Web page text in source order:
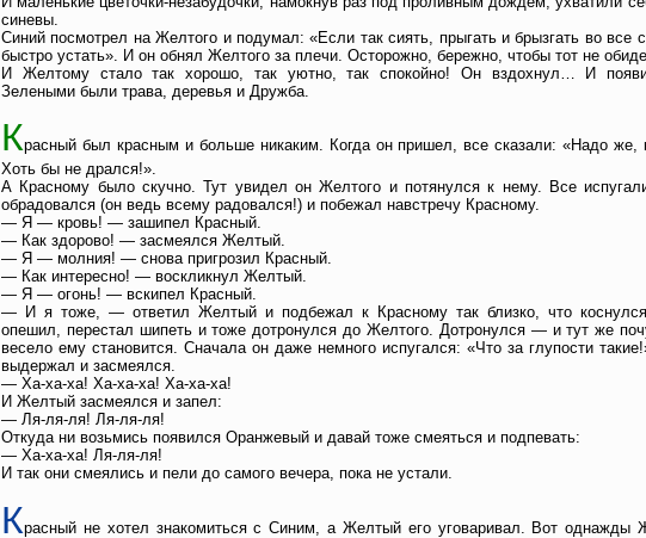
синевы.
Синий посмотрел на Желтого и подумал: «Если так сиять, прыгать и брызгать во все
быстро устать». И он обнял Желтого за плечи. Осторожно, бережно, чтобы тот не
И Желтому стало так хорошо, так уютно, так спокойно! Он вздохнул… И
Зелеными были трава, деревья и Дружба.
Красный был красным и больше никаким. Когда он пришел, все сказали: «Надо же,
Хоть бы не дрался!».
А Красному было скучно. Тут увидел он Желтого и потянулся к нему. Все
обрадовался (он ведь всему радовался!) и побежал навстречу Красному.
— Я — кровь! — зашипел Красный.
— Как здорово! — засмеялся Желтый.
— Я — молния! — снова пригрозил Красный.
— Как интересно! — воскликнул Желтый.
— Я — огонь! — вскипел Красный.
— И я тоже, — ответил Желтый и подбежал к Красному так близко, что
опешил, перестал шипеть и тоже дотронулся до Желтого. Дотронулся — и тут же
весело ему становится. Сначала он даже немного испугался: «Что за глупости
выдержал и засмеялся.
— Ха-ха-ха! Ха-ха-ха! Ха-ха-ха!
И Желтый засмеялся и запел:
— Ля-ля-ля! Ля-ля-ля!
Откуда ни возьмись появился Оранжевый и давай тоже смеяться и подпевать:
— Ха-ха-ха! Ля-ля-ля!
И так они смеялись и пели до самого вечера, пока не устали.
Красный не хотел знакомиться с Синим, а Желтый его уговаривал. Вот однажды